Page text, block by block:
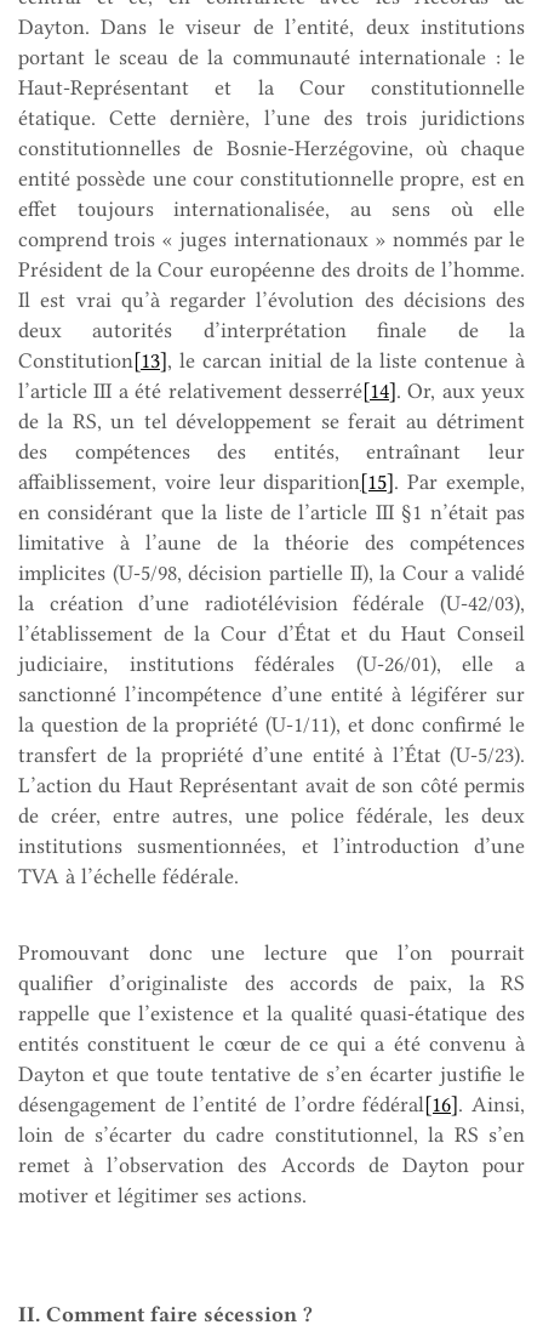
Dayton. Dans le viseur de l’entité, deux institutions
portant le sceau de la communauté internationale : le
Haut-Représentant et la Cour constitutionnelle
étatique. Cette dernière, l’une des trois juridictions
constitutionnelles de Bosnie-Herzégovine, où chaque
entité possède une cour constitutionnelle propre, est en
effet toujours internationalisée, au sens où elle
comprend trois « juges internationaux » nommés par le
Président de la Cour européenne des droits de l’homme.
Il est vrai qu’à regarder l’évolution des décisions des
deux autorités d’interprétation finale de la
Constitution[13], le carcan initial de la liste contenue à
l’article III a été relativement desserré[14]. Or, aux yeux
de la RS, un tel développement se ferait au détriment
des compétences des entités, entraînant leur
affaiblissement, voire leur disparition[15]. Par exemple,
en considérant que la liste de l’article III §1 n’était pas
limitative à l’aune de la théorie des compétences
implicites (U-5/98, décision partielle II), la Cour a validé
la création d’une radiotélévision fédérale (U-42/03),
l’établissement de la Cour d’État et du Haut Conseil
judiciaire, institutions fédérales (U-26/01), elle a
sanctionné l’incompétence d’une entité à légiférer sur
la question de la propriété (U-1/11), et donc confirmé le
transfert de la propriété d’une entité à l’État (U-5/23).
L’action du Haut Représentant avait de son côté permis
de créer, entre autres, une police fédérale, les deux
institutions susmentionnées, et l’introduction d’une
TVA à l’échelle fédérale.
Promouvant donc une lecture que l’on pourrait
qualifier d’originaliste des accords de paix, la RS
rappelle que l’existence et la qualité quasi-étatique des
entités constituent le cœur de ce qui a été convenu à
Dayton et que toute tentative de s’en écarter justifie le
désengagement de l’entité de l’ordre fédéral[16]. Ainsi,
loin de s’écarter du cadre constitutionnel, la RS s’en
remet à l’observation des Accords de Dayton pour
motiver et légitimer ses actions.
II. Comment faire sécession ?